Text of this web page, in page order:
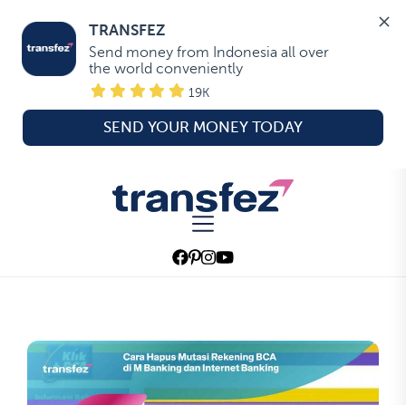
TRANSFEZ
Send money from Indonesia all over
the world conveniently
19K
SEND YOUR MONEY TODAY
Transfez